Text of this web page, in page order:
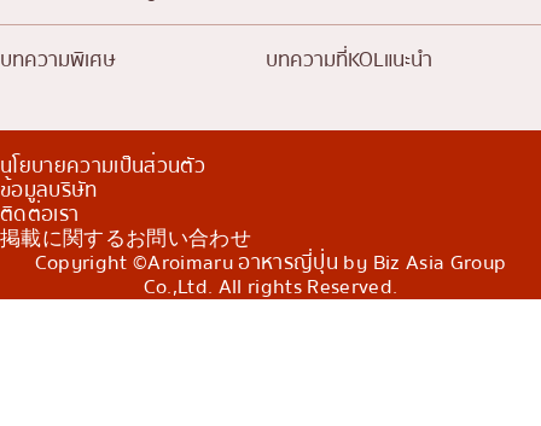
บทความพิเศษ บทความที่KOLแนะนำ
นโยบายความเป็นส่วนตัว
ข้อมูลบริษัท
ติดต่อเรา
掲載に関するお問い合わせ
Copyright ©Aroimaru อาหารญี่ปุ่น by Biz Asia Group
Co.,Ltd. All rights Reserved.